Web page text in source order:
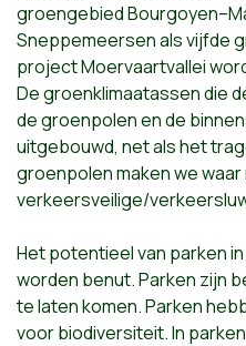
groengebied
Sneppemeersen als vijfde
project Moervaartvallei
De groenklimaatassen die
de groenpolen en de
uitgebouwd, net als het
groenpolen maken we waar
verkeersveilige/
Het potentieel van parken
worden benut. Parken zijn
te laten komen. Parken
voor biodiversiteit. In